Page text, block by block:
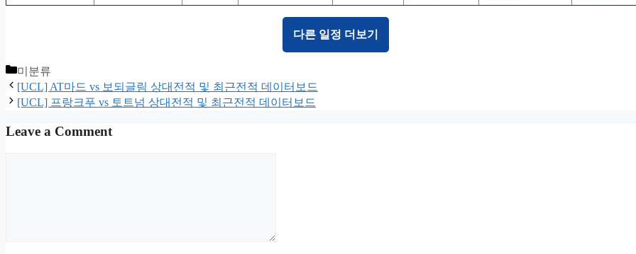
다른 일정 더보기
Categories
미분류
[UCL] AT마드 vs 보되글림 상대전적 및 최근전적 데이터보드
[UCL] 프랑크푸 vs 토트넘 상대전적 및 최근전적 데이터보드
Leave a Comment